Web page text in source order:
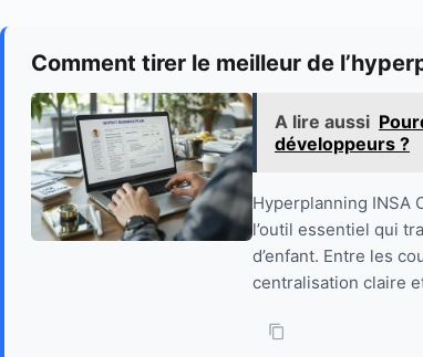
Comment tirer le meilleur de
A lire aussi
développeurs ?
Hyperplanning INSA
l’outil essentiel qui
d’enfant. Entre les
centralisation claire